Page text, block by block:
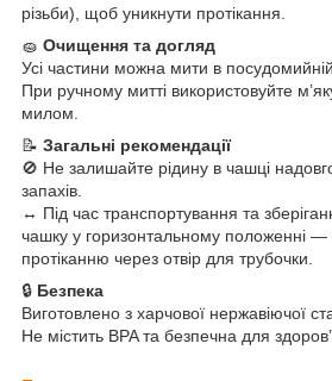
різьби), щоб уникнути протікання.
🧽 Очищення та догляд
Усі частини можна мити в
При ручному митті використовуйте
милом.
📝 Загальні рекомендації
🚫 Не залишайте рідину в чашці
запахів.
↔️ Під час транспортування та
чашку у горизонтальному положенні —
протіканню через отвір для трубочки.
🔒 Безпека
Виготовлено з харчової нержавіючої
Не містить BPA та безпечна для